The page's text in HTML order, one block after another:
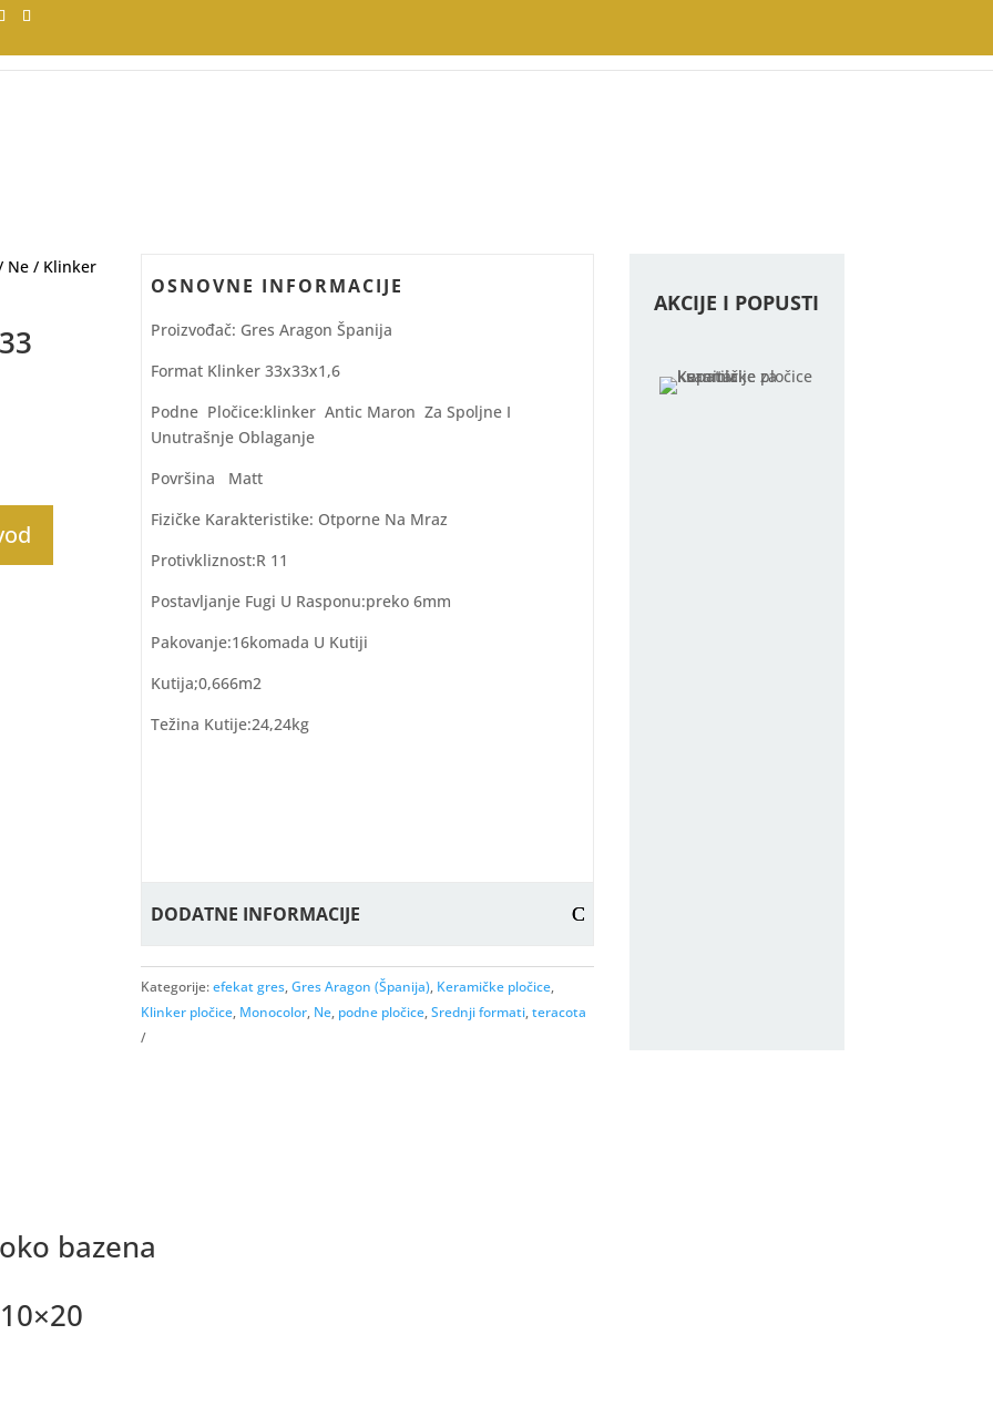
Ne / Klinker
OSNOVNE INFORMACIJE
Proizvođač: Gres Aragon Španija
Format Klinker 33x33x1,6
Podne Pločice:klinker Antic Maron Za Spoljne I
Unutrašnje Oblaganje
Površina Matt
Fizičke Karakteristike: Otporne Na Mraz
Protivkliznost:R 11
Postavljanje Fugi U Rasponu:preko 6mm
Pakovanje:16komada U Kutiji
Kutija;0,666m2
Težina Kutije:24,24kg
DODATNE INFORMACIJE
Kategorije:efekat gres,Gres Aragon (Španija), Keramičke pločice,
Klinker pločice, Monocolor, Ne, podne pločice,Srednji formati,teracota
AKCIJE I POPUSTI
bazena